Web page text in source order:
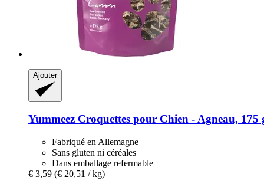
Ajouter
Yummeez Croquettes pour Chien -​ Agneau, 175
Fabriqué en Allemagne
Sans gluten ni céréales
Dans emballage refermable
€ 3,59 (€ 20,51 / kg)